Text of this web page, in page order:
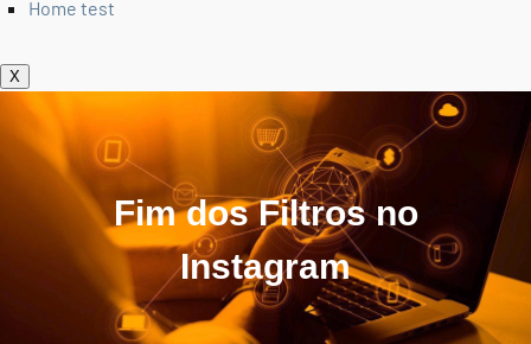
Home test
X
Fim dos Filtros no
Instagram